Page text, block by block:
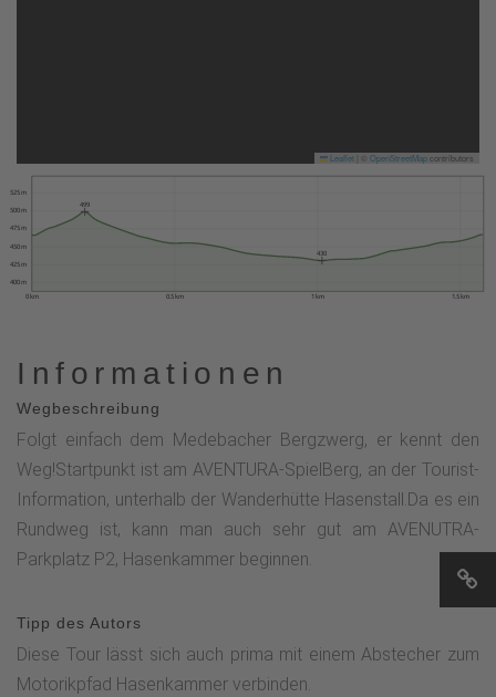
Leaflet OpenStreetMapcontributors
0 km 0.5 km 1 km 1.5 km
400 m
425 m
450 m
475 m
500 m
525 m
430
499
Informationen
Wegbeschreibung
Folgt einfach dem Medebacher Bergzwerg, er kennt den
Weg!Startpunkt ist am AVENTURA-SpielBerg, an der Tourist-
Information, unterhalb der Wanderhütte Hasenstall.Da es ein
Rundweg ist, kann man auch sehr gut am AVENUTRA-
Parkplatz P2, Hasenkammer beginnen.
Tipp des Autors
Diese Tour lässt sich auch prima mit einem Abstecher zum
Motorikpfad Hasenkammer verbinden.